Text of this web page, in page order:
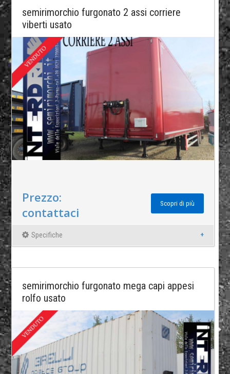
semirimorchio furgonato 2 assi corriere
viberti usato
Prezzo:
contattaci
Scopri di più
Specifiche
semirimorchio furgonato mega capi appesi
rolfo usato